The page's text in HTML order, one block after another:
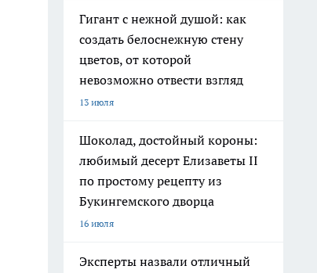
Гигант с нежной душой: как
создать белоснежную стену
цветов, от которой
невозможно отвести взгляд
13 июля
Шоколад, достойный короны:
любимый десерт Елизаветы II
по простому рецепту из
Букингемского дворца
16 июля
Эксперты назвали отличный